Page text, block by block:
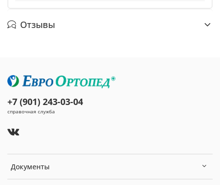
Отзывы
Документы
+7 (901) 243-03-04
справочная служба